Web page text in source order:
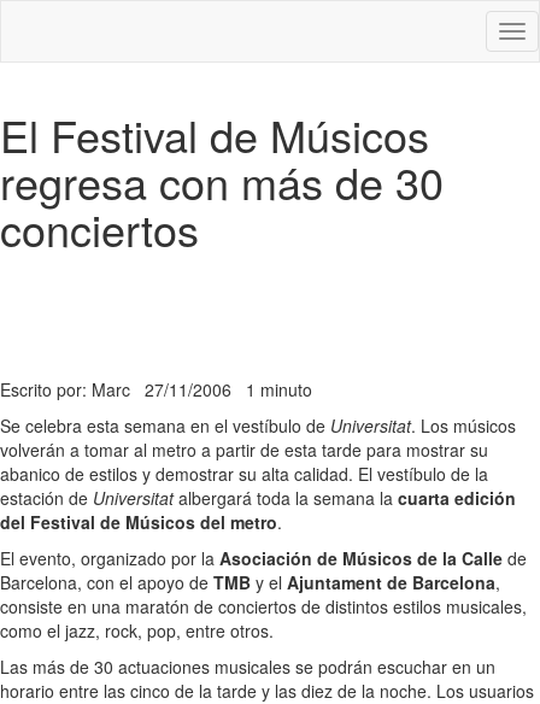
El Festival de Músicos
regresa con más de 30
conciertos
Escrito por: Marc 27/11/2006 1 minuto
Se celebra esta semana en el vestíbulo de Universitat. Los músicos
volverán a tomar al metro a partir de esta tarde para mostrar su
abanico de estilos y demostrar su alta calidad. El vestíbulo de la
estación de Universitatalbergará toda la semana la cuarta edición
del Festival de Músicos del metro.
El evento, organizado por la Asociación de Músicos de la Calle de
Barcelona, con el apoyo de TMB y el Ajuntament de Barcelona,
consiste en una maratón de conciertos de distintos estilos musicales,
como el jazz, rock, pop, entre otros.
Las más de 30 actuaciones musicales se podrán escuchar en un
horario entre las cinco de la tarde y las diez de la noche. Los usuarios